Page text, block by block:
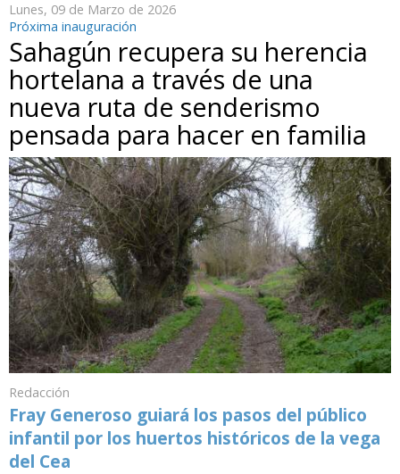
Lunes, 09 de Marzo de 2026
Próxima inauguración
Sahagún recupera su herencia
hortelana a través de una
nueva ruta de senderismo
pensada para hacer en familia
Redacción
Fray Generoso guiará los pasos del público
infantil por los huertos históricos de la vega
del Cea